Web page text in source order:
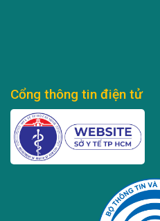
Cổng thông tin điện tử